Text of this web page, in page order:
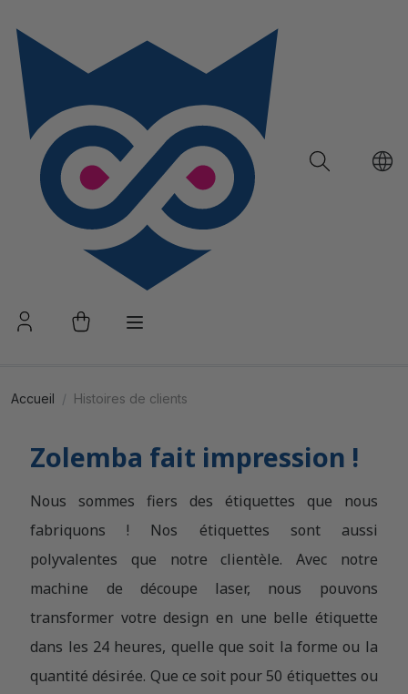
Accueil Histoires de clients
Zolemba fait impression !
Nous sommes fiers des étiquettes que nous
fabriquons ! Nos étiquettes sont aussi
polyvalentes que notre clientèle. Avec notre
machine de découpe laser, nous pouvons
transformer votre design en une belle étiquette
dans les 24 heures, quelle que soit la forme ou la
quantité désirée. Que ce soit pour 50 étiquettes ou